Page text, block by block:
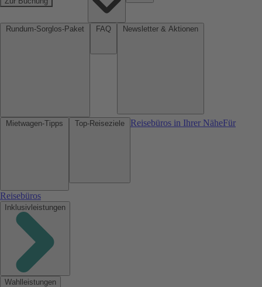
Reisebüros in Ihrer NäheFür
Reisebüros
Inklusivleistungen
Wahlleistungen